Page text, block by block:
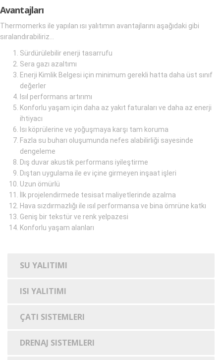
Avantajları
Thermomerks ile yapılan ısı yalıtımın avantajlarını aşağıdaki gibi
sıralandırabiliriz...
Sürdürülebilir enerji tasarrufu
Sera gazı azaltımı
Enerji Kimlik Belgesi için minimum gerekli hatta daha üst sınıf
değerler
Isıl performans artırımı
Konforlu yaşam için daha az yakıt faturaları ve daha az enerji
ihtiyacı
Isı köprülerine ve yoğuşmaya karşı tam koruma
Fazla su buharı oluşumunda nefes alabilirliği sayesinde
dengeleme
Dış duvar akustik performans iyileştirme
Dıştan uygulama ile ev içine girmeyen inşaat işleri
Uzun ömürlü
İlk projelendirmede tesisat maliyetlerinde azalma
Hava sızdırmazlığı ile ısıl performansa ve bina ömrüne katkı
Geniş bir tekstür ve renk yelpazesi
Konforlu yaşam alanları
SU YALITIMI
ISI YALITIMI
ÇATI SISTEMLERI
DRENAJ SISTEMLERI